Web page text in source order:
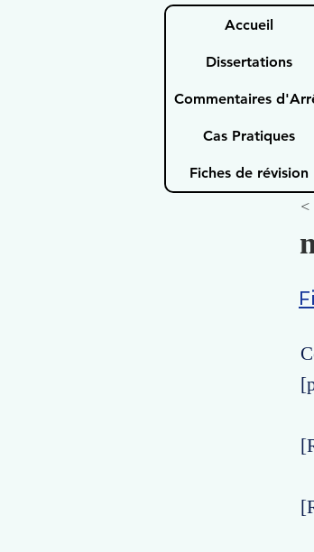
Accueil
Dissertations
Commentaires
Cas Pratiques
Fiches de révision
<